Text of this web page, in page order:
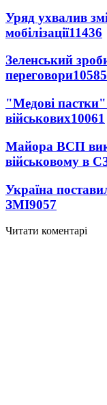
Уряд ухвалив
мобілізації11436
Зеленський
переговори10585
"Медові
військових10061
Майора ВСП
військовому в
Україна
ЗМІ9057
Читати коментарі